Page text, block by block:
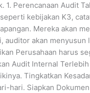
Perencanaan Audit
kebijakan K3,
Mereka akan
akan menyusun
Perusahaan harus
Audit Internal
Tingkatkan
hari. Siapkan